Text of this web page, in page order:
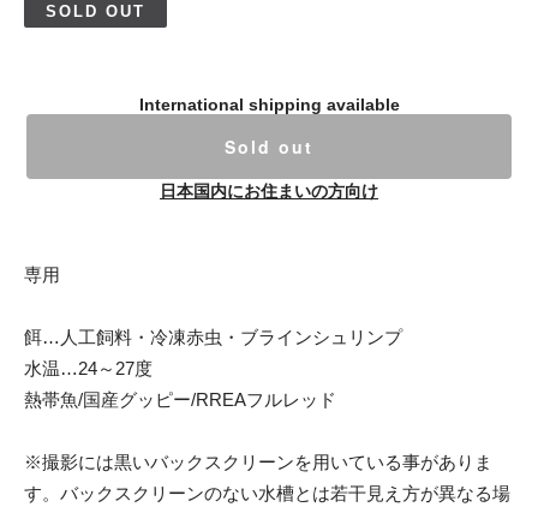
SOLD OUT
International shipping available
Sold out
日本国内にお住まいの方向け
専用
餌…人工飼料・冷凍赤虫・ブラインシュリンプ
水温…24～27度
熱帯魚/国産グッピー/RREAフルレッド
※撮影には黒いバックスクリーンを用いている事がありま
す。バックスクリーンのない水槽とは若干見え方が異なる場